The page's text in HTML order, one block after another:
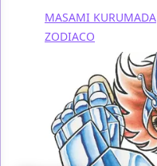
MASAMI KURUMADA
ZODIACO